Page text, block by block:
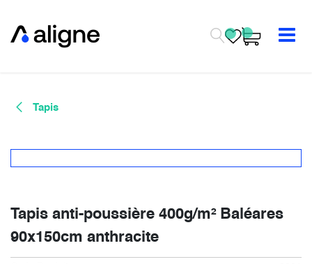
Tapis
Tapis anti-poussière 400g/m² Baléares
90x150cm anthracite